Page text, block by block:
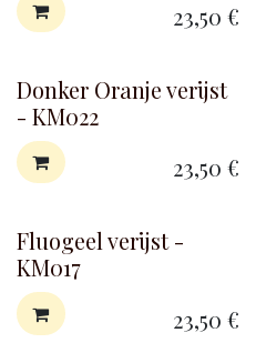
23,50 €
Donker Oranje verijst
- KM022
23,50 €
Fluogeel verijst -
KM017
23,50 €